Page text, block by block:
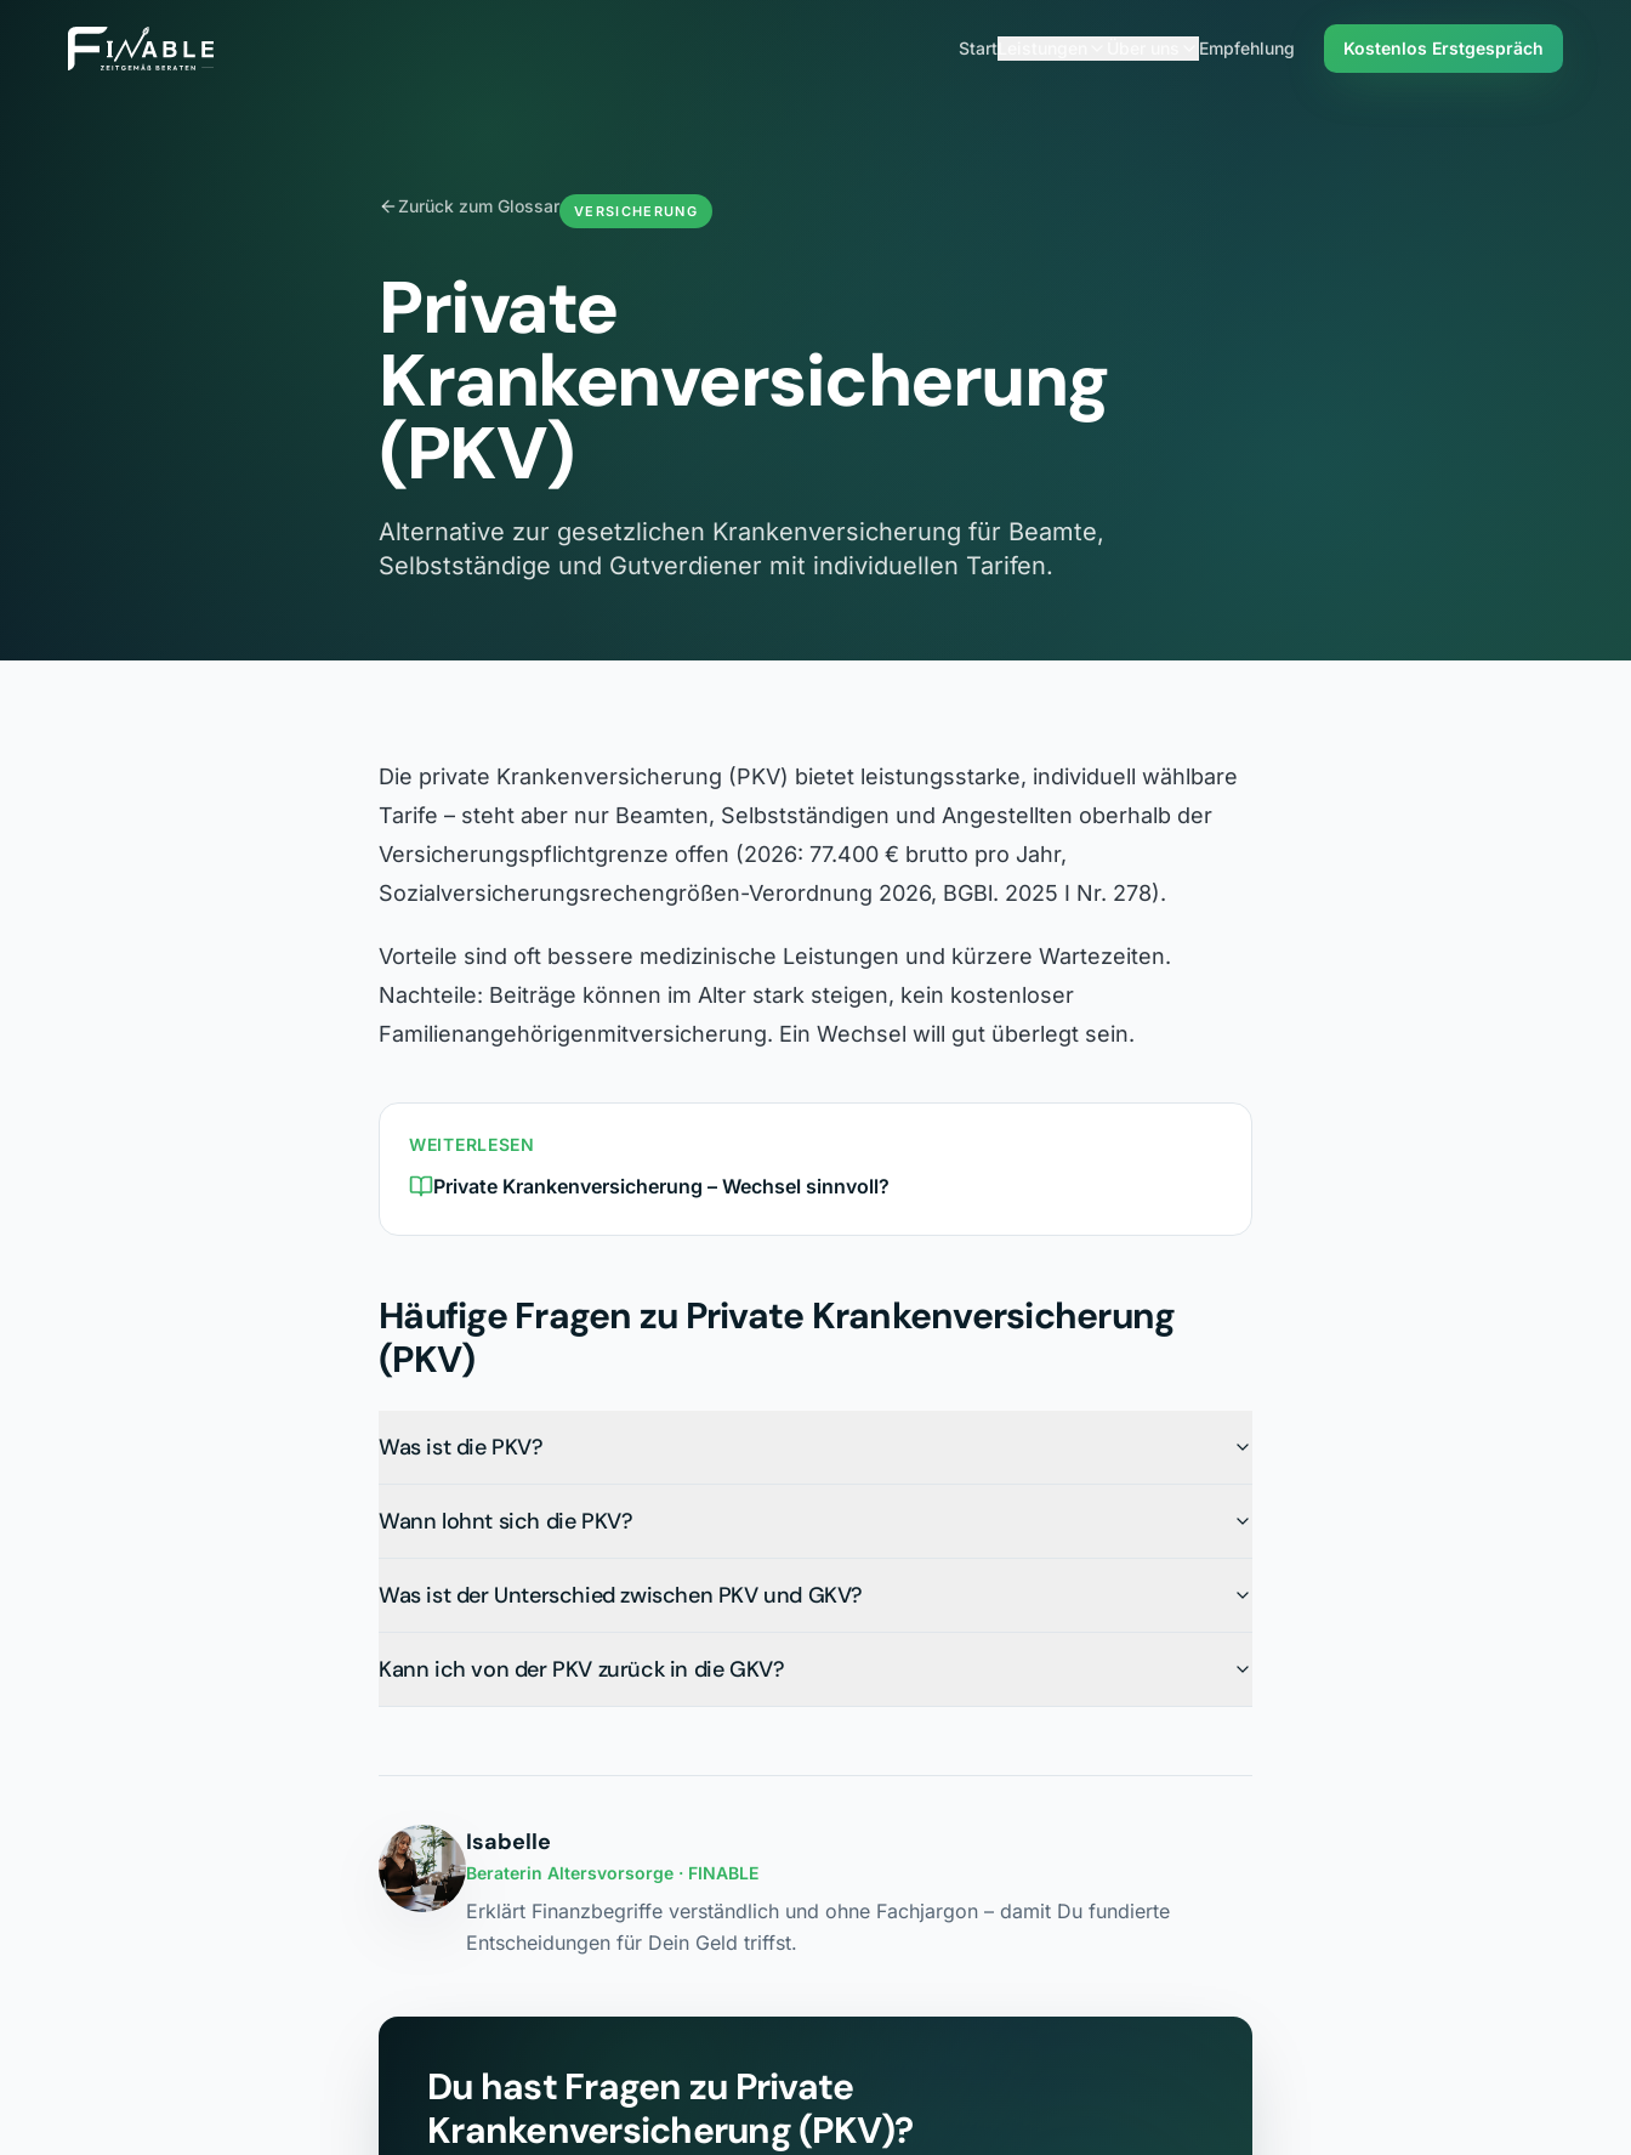
StartLeistungen Empfehlung Kostenlos Erstgespräch
Zurück zum Glossar VERSICHERUNG
Private
Krankenversicherung
(PKV)
Alternative zur gesetzlichen Krankenversicherung für Beamte,
Selbstständige und Gutverdiener mit individuellen Tarifen.
Die private Krankenversicherung (PKV) bietet leistungsstarke, individuell wählbare
Tarife – steht aber nur Beamten, Selbstständigen und Angestellten oberhalb der
Versicherungspflichtgrenze offen (2026: 77.400 € brutto pro Jahr,
Sozialversicherungsrechengrößen-Verordnung 2026, BGBl. 2025 I Nr. 278).
Vorteile sind oft bessere medizinische Leistungen und kürzere Wartezeiten.
Nachteile: Beiträge können im Alter stark steigen, kein kostenloser
Familienangehörigenmitversicherung. Ein Wechsel will gut überlegt sein.
WEITERLESEN
Private Krankenversicherung – Wechsel sinnvoll?
Häufige Fragen zu Private Krankenversicherung
(PKV)
Was ist die PKV?
Wann lohnt sich die PKV?
Was ist der Unterschied zwischen PKV und GKV?
Kann ich von der PKV zurück in die GKV?
Isabelle
Beraterin Altersvorsorge · FINABLE
Erklärt Finanzbegriffe verständlich und ohne Fachjargon – damit Du fundierte
Entscheidungen für Dein Geld triffst.
Du hast Fragen zu Private
Krankenversicherung (PKV)?